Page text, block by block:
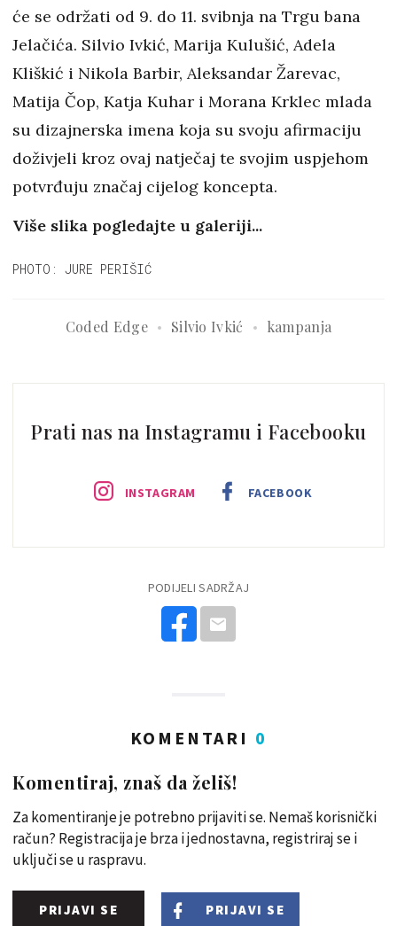
će se održati od 9. do 11. svibnja na Trgu bana
Jelačića. Silvio Ivkić, Marija Kulušić, Adela
Kliškić i Nikola Barbir, Aleksandar Žarevac,
Matija Čop, Katja Kuhar i Morana Krklec mlada
su dizajnerska imena koja su svoju afirmaciju
doživjeli kroz ovaj natječaj te svojim uspjehom
potvrđuju značaj cijelog koncepta.
Više slika pogledajte u galeriji...
PHOTO: JURE PERIŠIĆ
Coded Edge Silvio Ivkić kampanja
Prati nas na Instagramu i Facebooku
INSTAGRAM FACEBOOK
PODIJELI SADRŽAJ
KOMENTARI 0
Komentiraj, znaš da želiš!
Za komentiranje je potrebno prijaviti se. Nemaš korisnički
račun? Registracija je brza i jednostavna, registriraj se i
uključi se u raspravu.
PRIJAVI SE PRIJAVI SE